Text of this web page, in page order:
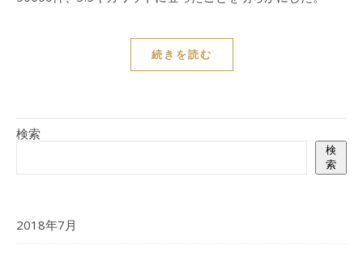
続きを読む
検索
検
索
2018年7月